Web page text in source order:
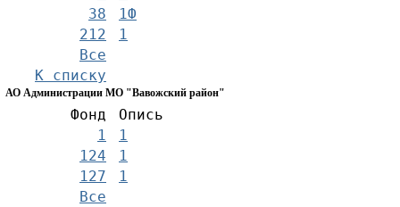
38
1Ф
212
1
Все
К списку
АО Администрации МО "Вавожский район"
Фонд
Опись
1
1
124
1
127
1
Все